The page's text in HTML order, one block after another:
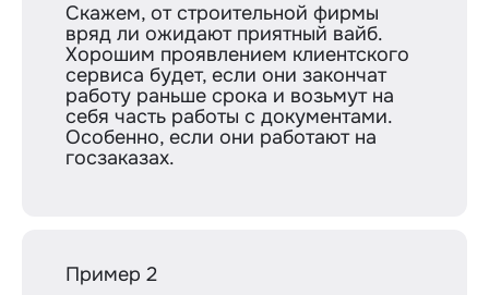
Скажем, от строительной фирмы
вряд ли ожидают приятный вайб.
Хорошим проявлением клиентского
сервиса будет, если они закончат
работу раньше срока и возьмут на
себя часть работы с документами.
Особенно, если они работают на
госзаказах.
Пример 2